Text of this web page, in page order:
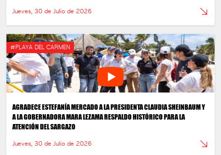
Jueves, 30 de Julio de 2026
#PLAYA DEL CARMEN
AGRADECE ESTEFANÍA MERCADO A LA PRESIDENTA CLAUDIA SHEINBAUM Y
A LA GOBERNADORA MARA LEZAMA RESPALDO HISTÓRICO PARA LA
ATENCIÓN DEL SARGAZO
Jueves, 30 de Julio de 2026